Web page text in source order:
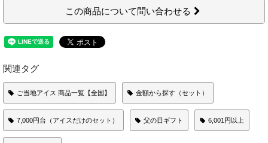
この商品について問い合わせる
関連タグ
ご当地アイス 商品一覧【全国】 金額から探す（セット）
7,000円台（アイスだけのセット） 父の日ギフト 6,001円以上